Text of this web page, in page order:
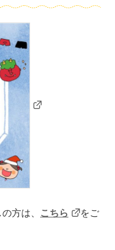
方は、 こちら
をご